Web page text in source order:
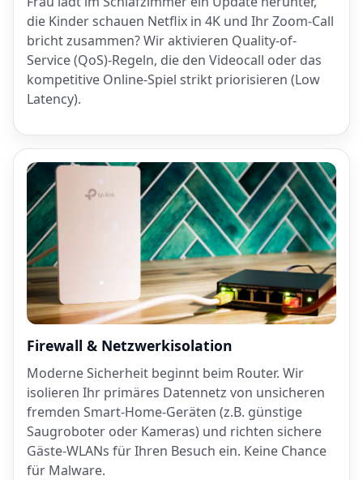
die Kinder schauen Netflix in 4K und Ihr Zoom-Call
bricht zusammen? Wir aktivieren Quality-of-
Service (QoS)-Regeln, die den Videocall oder das
kompetitive Online-Spiel strikt priorisieren (Low
Latency).
Firewall & Netzwerkisolation
Moderne Sicherheit beginnt beim Router. Wir
isolieren Ihr primäres Datennetz von unsicheren
fremden Smart-Home-Geräten (z.B. günstige
Saugroboter oder Kameras) und richten sichere
Gäste-WLANs für Ihren Besuch ein. Keine Chance
für Malware.